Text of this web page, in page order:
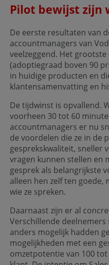
Pilot bewijst zijn
De eerste resultaten van
accountmanagers van
veelzeggend. Het
(adoptiegraad boven 90
in huidige producten en
klantensamenvatting en
De tijdwinst is opvallend.
voorheen 30 tot 60
accountmanagers er nu
de voordelen die ze in de
gesprekskwaliteit, sneller
vragen kunnen stellen en
gesprek als belangrijkste
alleen hen zelf ten goede,
wie ze spreken.
Daarnaast zijn er al
Verschillende deelnemers
anders mogelijk hadden
mogelijkheden met een
omzetpotentie van 100